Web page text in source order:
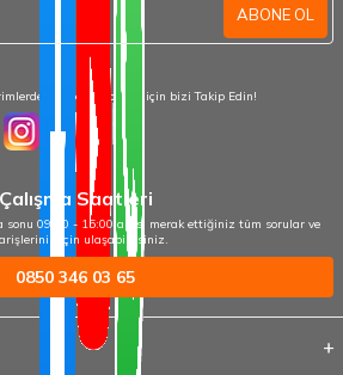
ABONE OL
haberdar olmak için bizi Takip Edin!
Çalışma Saatleri
09:00 - 15:00 arası merak ettiğiniz tüm sorular ve
için ulaşabilirsiniz.
0850 346 03 65